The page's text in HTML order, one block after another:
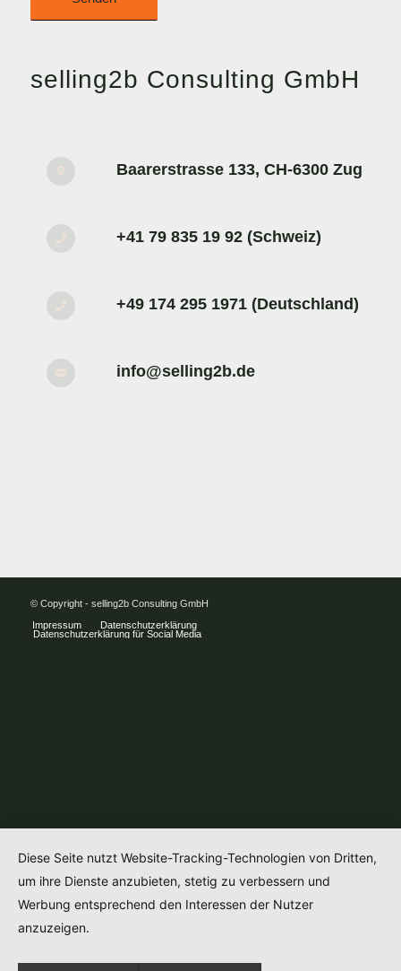
selling2b Consulting GmbH
Baarerstrasse 133, CH-6300 Zug
+41 79 835 19 92 (Schweiz)
+49 174 295 1971 (Deutschland)
info@selling2b.de
© Copyright - selling2b Consulting GmbH
Impressum
Datenschutzerklärung
Datenschutzerklärung für Social Media
Diese Seite nutzt Website-Tracking-Technologien von Dritten,
um ihre Dienste anzubieten, stetig zu verbessern und
Werbung entsprechend den Interessen der Nutzer
anzuzeigen.